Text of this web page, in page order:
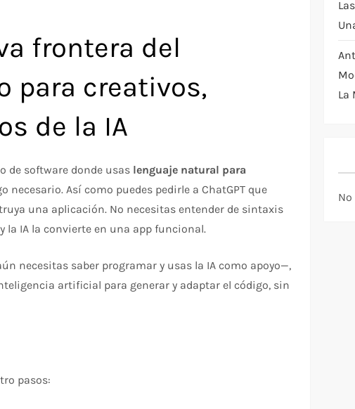
frontera del
para creativos,
de la IA
de software donde usas lenguaje natural para
necesario. Así como puedes pedirle a ChatGPT que
una aplicación. No necesitas entender de sintaxis
IA la convierte en una app funcional.
necesitas saber programar y usas la IA como apoyo—,
artificial para generar y adaptar el código, sin
pasos:
La